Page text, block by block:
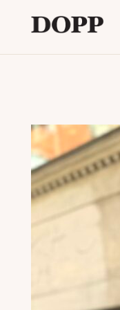
Tyyliblogi
Brändi
Avaa
alavalikko
Yhteystiedot